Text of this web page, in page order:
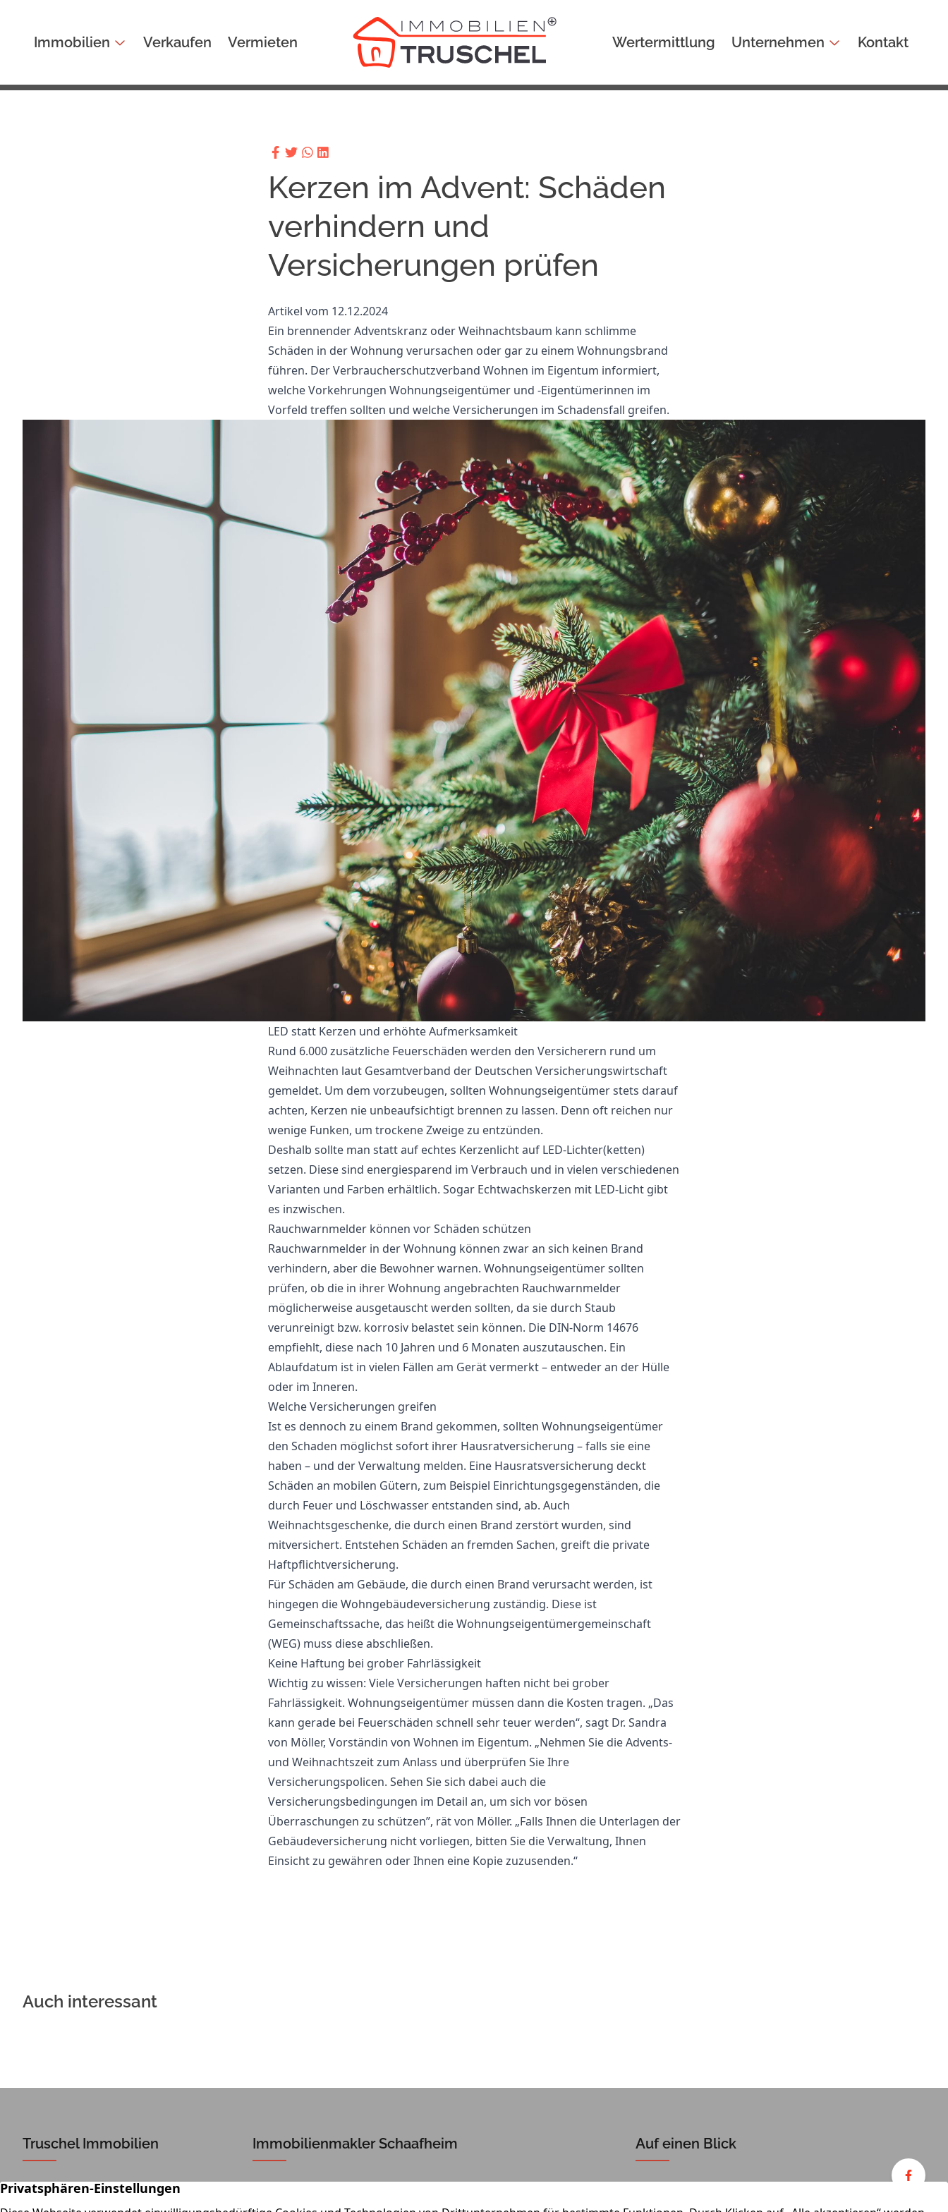
Immobilien Verkaufen Vermieten Wertermittlung Unternehmen Kontakt
Kerzen im Advent: Schäden
verhindern und
Versicherungen prüfen
Artikel vom 12.12.2024
Ein brennender Adventskranz oder Weihnachtsbaum kann schlimme
Schäden in der Wohnung verursachen oder gar zu einem Wohnungsbrand
führen. Der Verbraucherschutzverband Wohnen im Eigentum informiert,
welche Vorkehrungen Wohnungseigentümer und -Eigentümerinnen im
Vorfeld treffen sollten und welche Versicherungen im Schadensfall greifen.
LED statt Kerzen und erhöhte Aufmerksamkeit
Rund 6.000 zusätzliche Feuerschäden werden den Versicherern rund um
Weihnachten laut Gesamtverband der Deutschen Versicherungswirtschaft
gemeldet. Um dem vorzubeugen, sollten Wohnungseigentümer stets darauf
achten, Kerzen nie unbeaufsichtigt brennen zu lassen. Denn oft reichen nur
wenige Funken, um trockene Zweige zu entzünden.
Deshalb sollte man statt auf echtes Kerzenlicht auf LED-Lichter(ketten)
setzen. Diese sind energiesparend im Verbrauch und in vielen verschiedenen
Varianten und Farben erhältlich. Sogar Echtwachskerzen mit LED-Licht gibt
es inzwischen.
Rauchwarnmelder können vor Schäden schützen
Rauchwarnmelder in der Wohnung können zwar an sich keinen Brand
verhindern, aber die Bewohner warnen. Wohnungseigentümer sollten
prüfen, ob die in ihrer Wohnung angebrachten Rauchwarnmelder
möglicherweise ausgetauscht werden sollten, da sie durch Staub
verunreinigt bzw. korrosiv belastet sein können. Die DIN-Norm 14676
empfiehlt, diese nach 10 Jahren und 6 Monaten auszutauschen. Ein
Ablaufdatum ist in vielen Fällen am Gerät vermerkt – entweder an der Hülle
oder im Inneren.
Welche Versicherungen greifen
Ist es dennoch zu einem Brand gekommen, sollten Wohnungseigentümer
den Schaden möglichst sofort ihrer Hausratversicherung – falls sie eine
haben – und der Verwaltung melden. Eine Hausratsversicherung deckt
Schäden an mobilen Gütern, zum Beispiel Einrichtungsgegenständen, die
durch Feuer und Löschwasser entstanden sind, ab. Auch
Weihnachtsgeschenke, die durch einen Brand zerstört wurden, sind
mitversichert. Entstehen Schäden an fremden Sachen, greift die private
Haftpflichtversicherung.
Für Schäden am Gebäude, die durch einen Brand verursacht werden, ist
hingegen die Wohngebäudeversicherung zuständig. Diese ist
Gemeinschaftssache, das heißt die Wohnungseigentümergemeinschaft
(WEG) muss diese abschließen.
Keine Haftung bei grober Fahrlässigkeit
Wichtig zu wissen: Viele Versicherungen haften nicht bei grober
Fahrlässigkeit. Wohnungseigentümer müssen dann die Kosten tragen. „Das
kann gerade bei Feuerschäden schnell sehr teuer werden“, sagt Dr. Sandra
von Möller, Vorständin von Wohnen im Eigentum. „Nehmen Sie die Advents-
und Weihnachtszeit zum Anlass und überprüfen Sie Ihre
Versicherungspolicen. Sehen Sie sich dabei auch die
Versicherungsbedingungen im Detail an, um sich vor bösen
Überraschungen zu schützen”, rät von Möller. „Falls Ihnen die Unterlagen der
Gebäudeversicherung nicht vorliegen, bitten Sie die Verwaltung, Ihnen
Einsicht zu gewähren oder Ihnen eine Kopie zuzusenden.“
Auch interessant
Truschel Immobilien
Dieselstraße 4
Immobilienmakler Schaafheim Auf einen Blick